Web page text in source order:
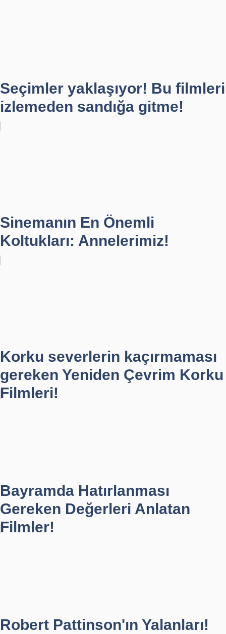
Seçimler yaklaşıyor! Bu filmleri
izlemeden sandığa gitme!
Sinemanın En Önemli
Koltukları: Annelerimiz!
Korku severlerin kaçırmaması
gereken Yeniden Çevrim Korku
Filmleri!
Bayramda Hatırlanması
Gereken Değerleri Anlatan
Filmler!
Robert Pattinson'ın Yalanları!